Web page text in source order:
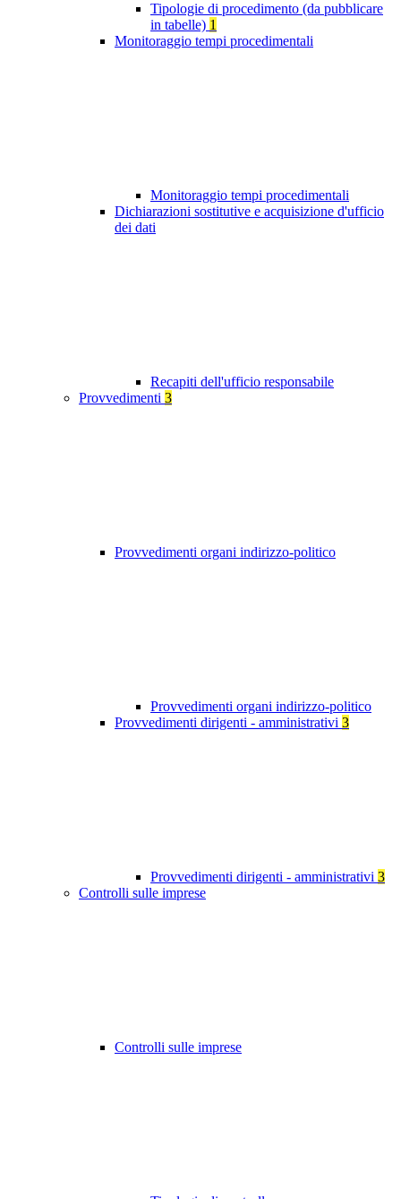
Tipologie di procedimento (da pubblicare
in tabelle) 1
Monitoraggio tempi procedimentali
Monitoraggio tempi procedimentali
Dichiarazioni sostitutive e acquisizione d'ufficio
dei dati
Recapiti dell'ufficio responsabile
Provvedimenti 3
Provvedimenti organi indirizzo-politico
Provvedimenti organi indirizzo-politico
Provvedimenti dirigenti - amministrativi 3
Provvedimenti dirigenti - amministrativi 3
Controlli sulle imprese
Controlli sulle imprese